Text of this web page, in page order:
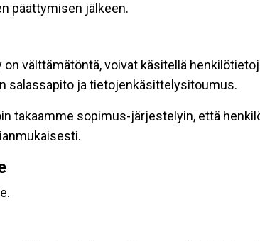
päättymisen jälkeen.
välttämätöntä, voivat käsitellä
salassapito ja tietojenkäsittelysitoumus.
takaamme sopimus-järjestelyin, että